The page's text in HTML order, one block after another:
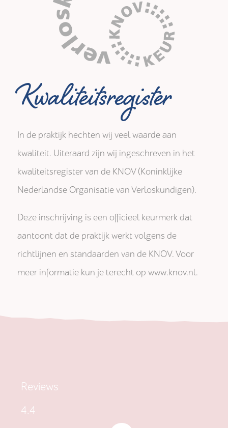
Kwaliteitsregister
In de praktijk hechten wij veel waarde aan
kwaliteit. Uiteraard zijn wij ingeschreven in het
kwaliteitsregister van de KNOV (Koninklijke
Nederlandse Organisatie van Verloskundigen).
Deze inschrijving is een officieel keurmerk dat
aantoont dat de praktijk werkt volgens de
richtlijnen en standaarden van de KNOV. Voor
meer informatie kun je terecht op www.knov.nl.
Reviews
4.4